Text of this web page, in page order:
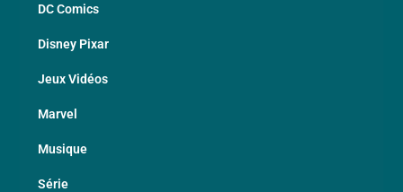
DC Comics
Disney Pixar
Jeux Vidéos
Marvel
Musique
Série